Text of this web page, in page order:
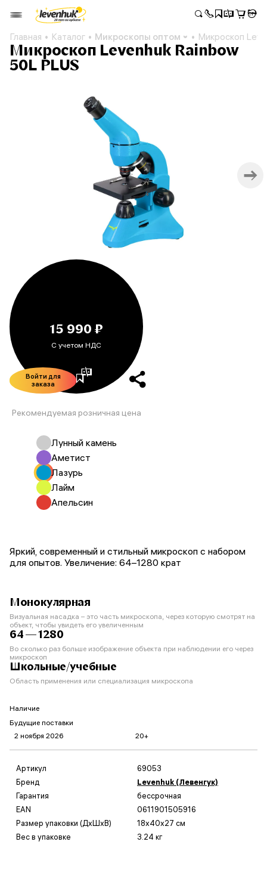
Главная Каталог Микроскопы оптом Микроскоп
Микроскоп Levenhuk Rainbow
50L PLUS
15 990 ₽
С учетом НДС
Войти для
заказа
Рекомендуемая розничная цена
Лунный камень
Аметист
Лазурь
Лайм
Апельсин
Яркий, современный и стильный микроскоп с набором
для опытов. Увеличение: 64–1280 крат
Монокулярная
Визуальная насадка – это часть микроскопа, через которую смотрят на
объект, чтобы увидеть его увеличенным
64 — 1280
Во сколько раз больше изображение объекта при наблюдении его через
микроскоп
Школьные/учебные
Область применения или специализация микроскопа
Наличие
Будущие поставки
2 ноября 2026
20+
Артикул
69053
Бренд
Levenhuk (Левенгук)
Гарантия
бессрочная
EAN
0611901505916
Размер упаковки (ДxШxВ)
18x40x27 см
Вес в упаковке
3.24 кг